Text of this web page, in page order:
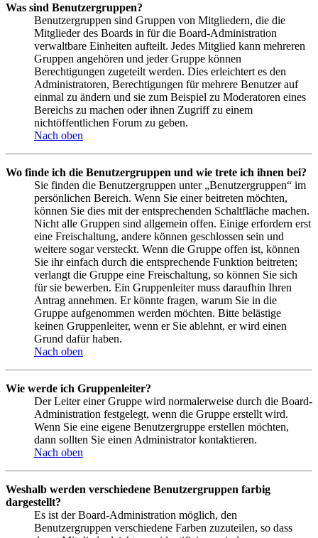
Was sind Benutzergruppen?
Benutzergruppen sind Gruppen von Mitgliedern, die die
Mitglieder des Boards in für die Board-Administration
verwaltbare Einheiten aufteilt. Jedes Mitglied kann mehreren
Gruppen angehören und jeder Gruppe können
Berechtigungen zugeteilt werden. Dies erleichtert es den
Administratoren, Berechtigungen für mehrere Benutzer auf
einmal zu ändern und sie zum Beispiel zu Moderatoren eines
Bereichs zu machen oder ihnen Zugriff zu einem
nichtöffentlichen Forum zu geben.
Nach oben
Wo finde ich die Benutzergruppen und wie trete ich ihnen bei?
Sie finden die Benutzergruppen unter „Benutzergruppen“ im
persönlichen Bereich. Wenn Sie einer beitreten möchten,
können Sie dies mit der entsprechenden Schaltfläche machen.
Nicht alle Gruppen sind allgemein offen. Einige erfordern erst
eine Freischaltung, andere können geschlossen sein und
weitere sogar versteckt. Wenn die Gruppe offen ist, können
Sie ihr einfach durch die entsprechende Funktion beitreten;
verlangt die Gruppe eine Freischaltung, so können Sie sich
für sie bewerben. Ein Gruppenleiter muss daraufhin Ihren
Antrag annehmen. Er könnte fragen, warum Sie in die
Gruppe aufgenommen werden möchten. Bitte belästige
keinen Gruppenleiter, wenn er Sie ablehnt, er wird einen
Grund dafür haben.
Nach oben
Wie werde ich Gruppenleiter?
Der Leiter einer Gruppe wird normalerweise durch die Board-
Administration festgelegt, wenn die Gruppe erstellt wird.
Wenn Sie eine eigene Benutzergruppe erstellen möchten,
dann sollten Sie einen Administrator kontaktieren.
Nach oben
Weshalb werden verschiedene Benutzergruppen farbig
dargestellt?
Es ist der Board-Administration möglich, den
Benutzergruppen verschiedene Farben zuzuteilen, so dass